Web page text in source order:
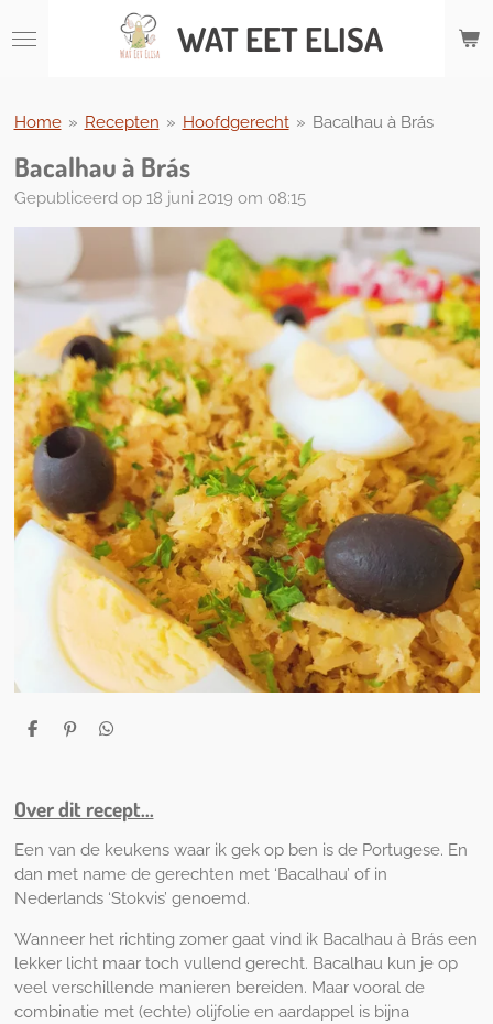
direct
hoofdinhoud
WATEET ELISA
Home » Recepten » Hoofdgerecht » Bacalhau à Brás
Bacalhau à Brás
Gepubliceerd op 18 juni 2019 om 08:15
D
P
e
n
D
Over dit recept...
Een van de keukens waar ik gek op ben is de Portugese. En
dan met name de gerechten met ‘Bacalhau’ of in
Nederlands ‘Stokvis’ genoemd.
Wanneer het richting zomer gaat vind ik Bacalhau à Brás een
lekker licht maar toch vullend gerecht. Bacalhau kun je op
veel verschillende manieren bereiden. Maar vooral de
combinatie met (echte) olijfolie en aardappel is bijna